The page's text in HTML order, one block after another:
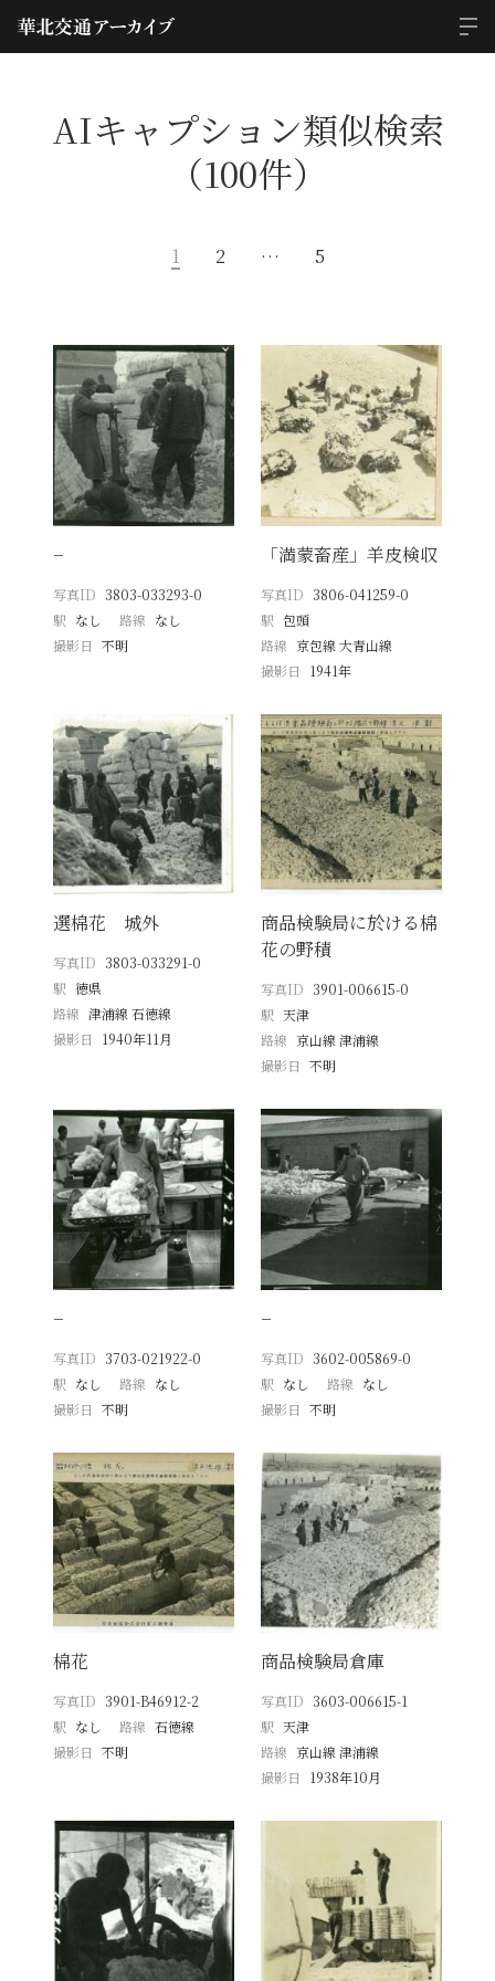
AIキャプション類似検索
（100件）
1 2 … 5
−
写真ID 3803-033293-0
駅 なし 路線 なし
撮影日
不明
「満蒙畜産」羊皮検収
写真ID 3806-041259-0
駅 包頭
路線 京包線 大青山線
撮影日
1941年
選棉花 城外
写真ID 3803-033291-0
駅 徳県
路線 津浦線 石徳線
撮影日
1940年11月
商品検験局に於ける棉
花の野積
写真ID 3901-006615-0
駅 天津
路線 京山線 津浦線
撮影日 不明
−
写真ID 3703-021922-0
駅 なし 路線 なし
撮影日
不明
−
写真ID 3602-005869-0
駅 なし 路線 なし
撮影日 不明
棉花
写真ID 3901-B46912-2
駅 なし 路線 石徳線
撮影日
不明
商品検験局倉庫
写真ID 3603-006615-1
駅 天津
路線 京山線 津浦線
撮影日
1938年10月